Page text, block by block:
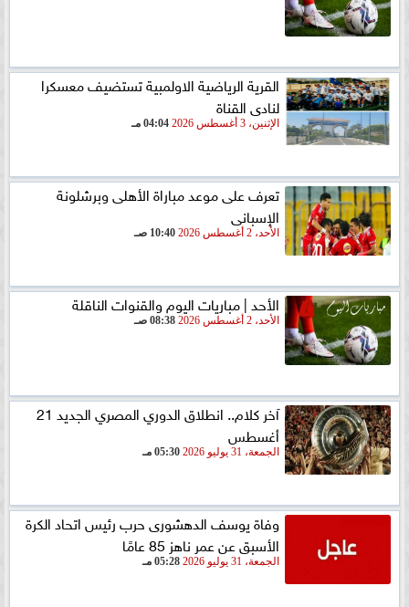
القرية الرياضية الاولمبية تستضيف معسكرا
لنادى القناة
الإثنين، 3 أغسطس 2026 04:04 مـ
تعرف على موعد مباراة الأهلى وبرشلونة
الإسبانى
الأحد، 2 أغسطس 2026 10:40 صـ
الأحد | مباريات اليوم والقنوات الناقلة
الأحد، 2 أغسطس 2026 08:38 صـ
آخر كلام.. انطلاق الدوري المصري الجديد 21
أغسطس
الجمعة، 31 يوليو 2026 05:30 مـ
وفاة يوسف الدهشورى حرب رئيس اتحاد الكرة
الأسبق عن عمر ناهز 85 عامًا
الجمعة، 31 يوليو 2026 05:28 مـ